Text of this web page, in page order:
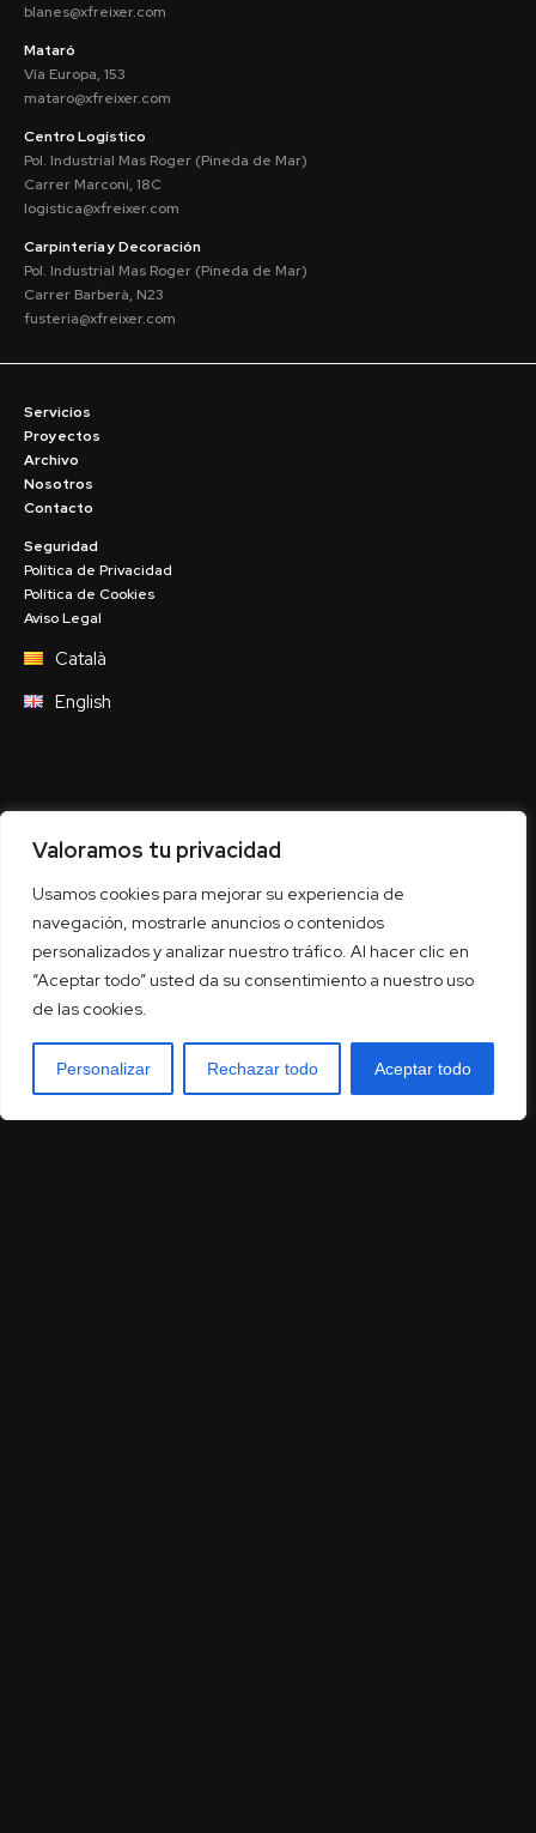
Valoramos tu privacidad
Usamos cookies para mejorar su experiencia de
navegación, mostrarle anuncios o contenidos
personalizados y analizar nuestro tráfico. Al hacer clic en
“Aceptar todo” usted da su consentimiento a nuestro uso
de las cookies.
Personalizar Rechazar todo Aceptar todo
blanes@xfreixer.com
Mataró
Vía Europa, 153
mataro@xfreixer.com
Centro Logístico
Pol. Industrial Mas Roger (Pineda de Mar)
Carrer Marconi, 18C
logistica@xfreixer.com
Carpintería y Decoración
Pol. Industrial Mas Roger (Pineda de Mar)
Carrer Barberà, N23
fusteria@xfreixer.com
Servicios
Proyectos
Archivo
Nosotros
Contacto
Seguridad
Política de Privacidad
Política de Cookies
Aviso Legal
Català
English